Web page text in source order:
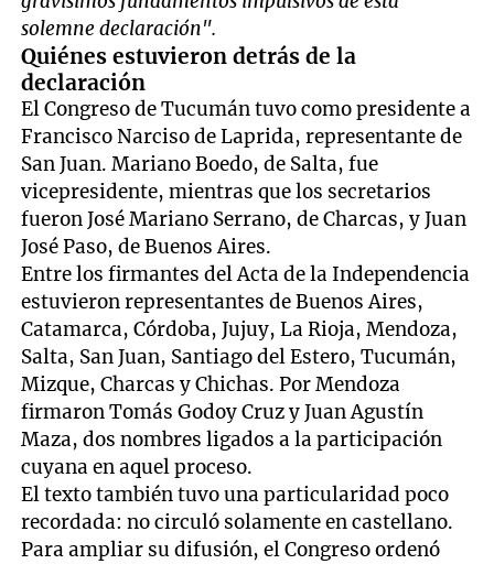
solemne declaración".
Quiénes estuvieron detrás de la
declaración
El Congreso de Tucumán tuvo como presidente a
Francisco Narciso de Laprida, representante de
San Juan. Mariano Boedo, de Salta, fue
vicepresidente, mientras que los secretarios
fueron José Mariano Serrano, de Charcas, y Juan
José Paso, de Buenos Aires.
Entre los firmantes del Acta de la Independencia
estuvieron representantes de Buenos Aires,
Catamarca, Córdoba, Jujuy, La Rioja, Mendoza,
Salta, San Juan, Santiago del Estero, Tucumán,
Mizque, Charcas y Chichas. Por Mendoza
firmaron Tomás Godoy Cruz y Juan Agustín
Maza, dos nombres ligados a la participación
cuyana en aquel proceso.
El texto también tuvo una particularidad poco
recordada: no circuló solamente en castellano.
Para ampliar su difusión, el Congreso ordenó